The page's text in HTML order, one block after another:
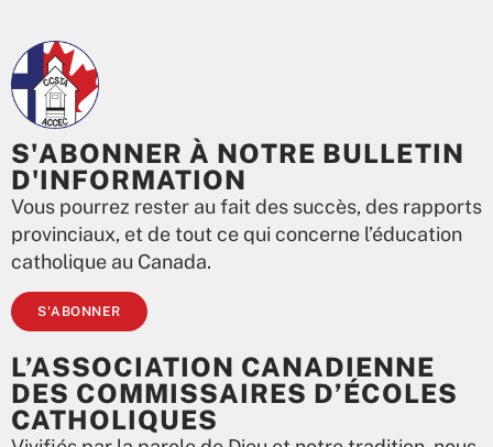
S'ABONNER À NOTRE BULLETIN
D'INFORMATION
Vous pourrez rester au fait des succès, des rapports
provinciaux, et de tout ce qui concerne l’éducation
catholique au Canada.
S'ABONNER
L’ASSOCIATION CANADIENNE
DES COMMISSAIRES D’ÉCOLES
CATHOLIQUES